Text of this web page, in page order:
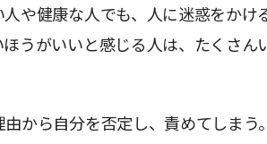
や健康な人でも、人に迷惑をかけ
うがいいと感じる人は、たくさん
から自分を否定し、責めてしまう